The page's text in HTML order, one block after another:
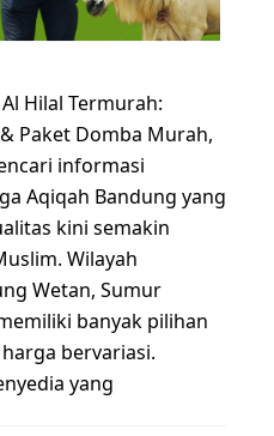
Hilal Termurah:
Paket Domba Murah,
informasi
Aqiqah Bandung yang
kini semakin
Wilayah
Wetan, Sumur
banyak pilihan
bervariasi.
yang